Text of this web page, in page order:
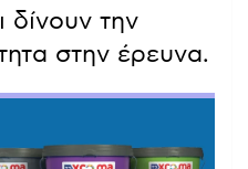
δίνουν την
στην έρευνα.